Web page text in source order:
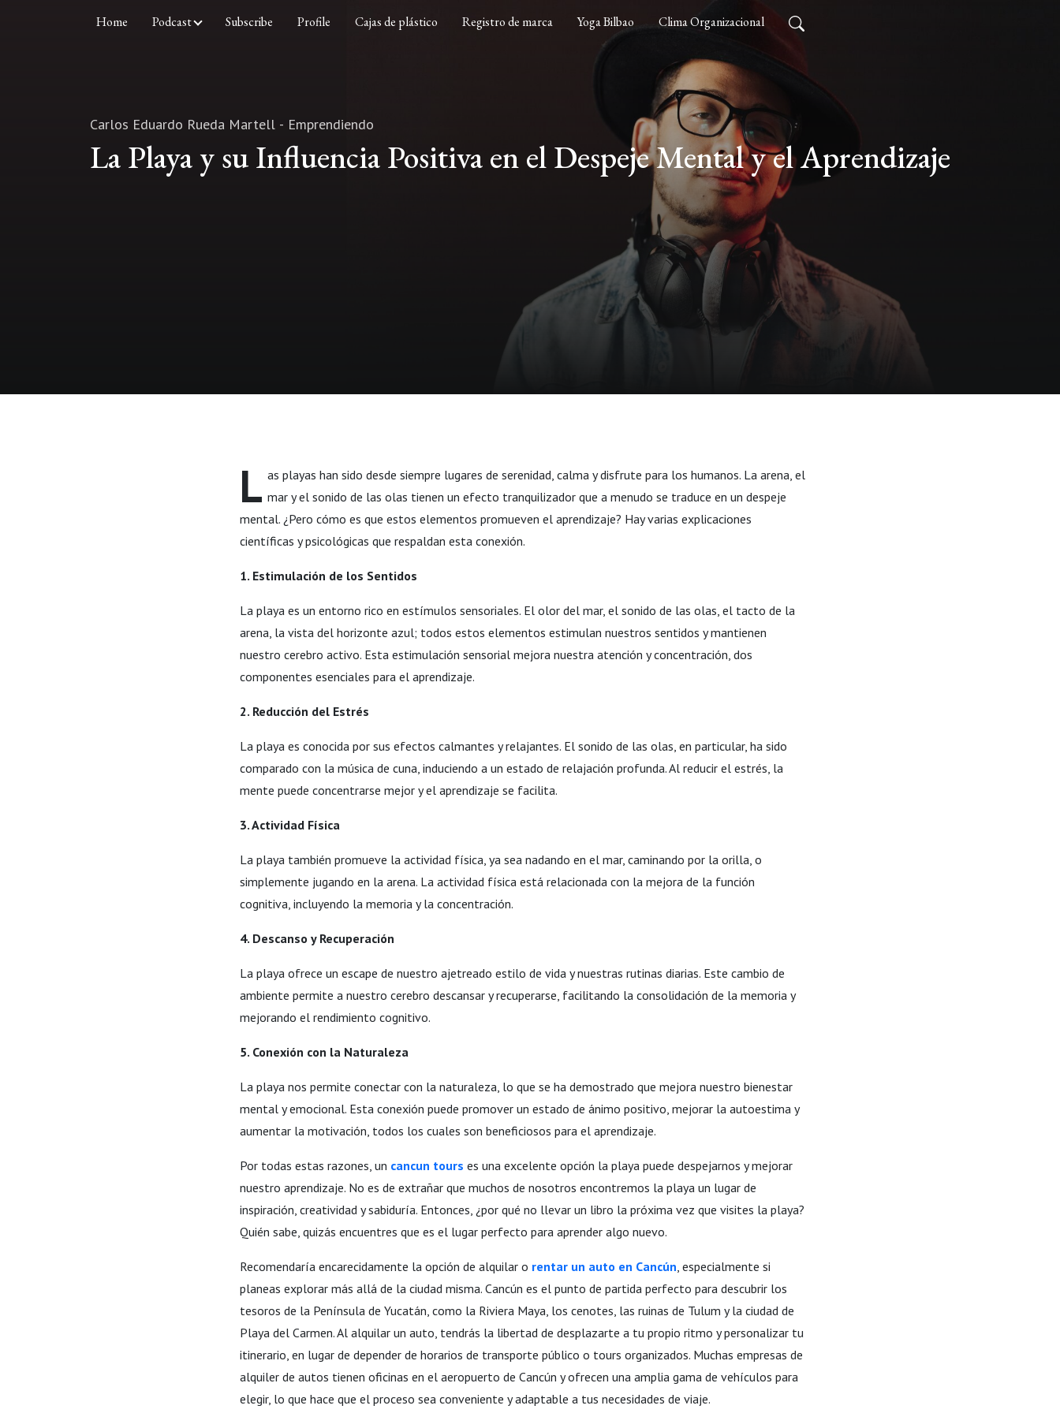
Home Podcast Subscribe Profile Cajas de plástico Registro de marca Yoga Bilbao Clima Organizacional
Carlos Eduardo Rueda Martell - Emprendiendo
La Playa y su Influencia Positiva en el Despeje Mental y el Aprendizaje
L as playas han sido desde siempre lugares de serenidad, calma y disfrute para los humanos. La arena, el
mar y el sonido de las olas tienen un efecto tranquilizador que a menudo se traduce en un despeje
mental. ¿Pero cómo es que estos elementos promueven el aprendizaje? Hay varias explicaciones
científicas y psicológicas que respaldan esta conexión.
1. Estimulación de los Sentidos
La playa es un entorno rico en estímulos sensoriales. El olor del mar, el sonido de las olas, el tacto de la
arena, la vista del horizonte azul; todos estos elementos estimulan nuestros sentidos y mantienen
nuestro cerebro activo. Esta estimulación sensorial mejora nuestra atención y concentración, dos
componentes esenciales para el aprendizaje.
2. Reducción del Estrés
La playa es conocida por sus efectos calmantes y relajantes. El sonido de las olas, en particular, ha sido
comparado con la música de cuna, induciendo a un estado de relajación profunda. Al reducir el estrés, la
mente puede concentrarse mejor y el aprendizaje se facilita.
3. Actividad Física
La playa también promueve la actividad física, ya sea nadando en el mar, caminando por la orilla, o
simplemente jugando en la arena. La actividad física está relacionada con la mejora de la función
cognitiva, incluyendo la memoria y la concentración.
4. Descanso y Recuperación
La playa ofrece un escape de nuestro ajetreado estilo de vida y nuestras rutinas diarias. Este cambio de
ambiente permite a nuestro cerebro descansar y recuperarse, facilitando la consolidación de la memoria y
mejorando el rendimiento cognitivo.
5. Conexión con la Naturaleza
La playa nos permite conectar con la naturaleza, lo que se ha demostrado que mejora nuestro bienestar
mental y emocional. Esta conexión puede promover un estado de ánimo positivo, mejorar la autoestima y
aumentar la motivación, todos los cuales son beneficiosos para el aprendizaje.
Por todas estas razones, un cancun tours es una excelente opción la playa puede despejarnos y mejorar
nuestro aprendizaje. No es de extrañar que muchos de nosotros encontremos la playa un lugar de
inspiración, creatividad y sabiduría. Entonces, ¿por qué no llevar un libro la próxima vez que visites la playa?
Quién sabe, quizás encuentres que es el lugar perfecto para aprender algo nuevo.
Recomendaría encarecidamente la opción de alquilar o rentar un auto en Cancún, especialmente si
planeas explorar más allá de la ciudad misma. Cancún es el punto de partida perfecto para descubrir los
tesoros de la Península de Yucatán, como la Riviera Maya, los cenotes, las ruinas de Tulum y la ciudad de
Playa del Carmen. Al alquilar un auto, tendrás la libertad de desplazarte a tu propio ritmo y personalizar tu
itinerario, en lugar de depender de horarios de transporte público o tours organizados. Muchas empresas de
alquiler de autos tienen oficinas en el aeropuerto de Cancún y ofrecen una amplia gama de vehículos para
elegir, lo que hace que el proceso sea conveniente y adaptable a tus necesidades de viaje.